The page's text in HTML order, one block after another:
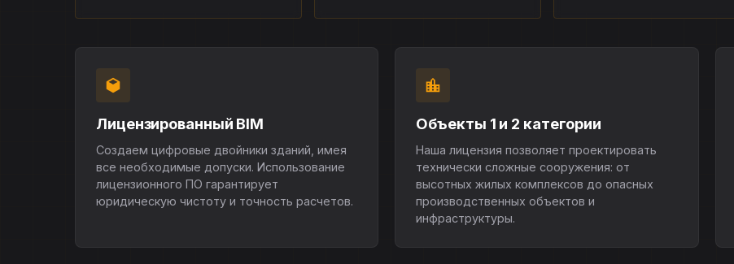
Лицензированный BIM
Создаем цифровые двойники зданий, имея
все необходимые допуски. Использование
лицензионного ПО гарантирует
юридическую чистоту и точность расчетов.
Объекты 1 и 2 категории
Наша лицензия позволяет проектировать
технически сложные сооружения: от
высотных жилых комплексов до опасных
производственных объектов и
инфраструктуры.